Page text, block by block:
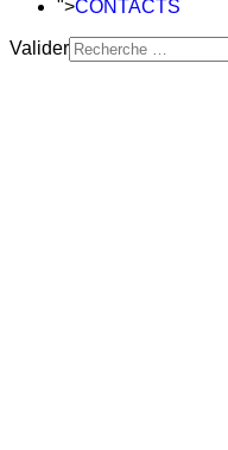
">CONTACTS
Valider